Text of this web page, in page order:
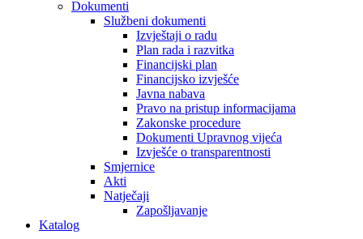
Dokumenti
Službeni dokumenti
Izvještaji o radu
Plan rada i razvitka
Financijski plan
Financijsko izvješće
Javna nabava
Pravo na pristup informacijama
Zakonske procedure
Dokumenti Upravnog vijeća
Izvješće o transparentnosti
Smjernice
Akti
Natječaji
Zapošljavanje
Katalog